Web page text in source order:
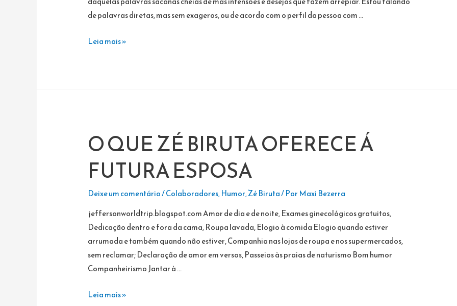
de palavras diretas, mas sem exageros, ou de acordo com o perfil da pessoa com …
SUSSURROS
Leia mais »
O QUE ZÉ BIRUTA OFERECE Á
FUTURA ESPOSA
Deixe um comentário/Colaboradores,Humor,Zé Biruta/ Por Maxi Bezerra
jeffersonworldtrip.blogspot.com Amor de dia e de noite, Exames ginecológicos gratuitos,
Dedicação dentro e fora da cama, Roupa lavada, Elogio à comida Elogio quando estiver
arrumada e também quando não estiver, Companhia nas lojas de roupa e nos supermercados,
sem reclamar; Declaração de amor em versos, Passeios às praias de naturismo Bom humor
Companheirismo Jantar à …
O
Leia mais »